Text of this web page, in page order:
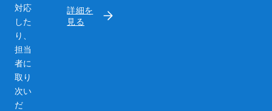
対応
した
り、
担当
者に
取り
次い
だ
詳細を
見る